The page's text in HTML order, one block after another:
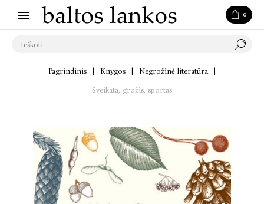
0
Pagrindinis Knygos Negrožinė literatūra
Sveikata, grožis, sportas